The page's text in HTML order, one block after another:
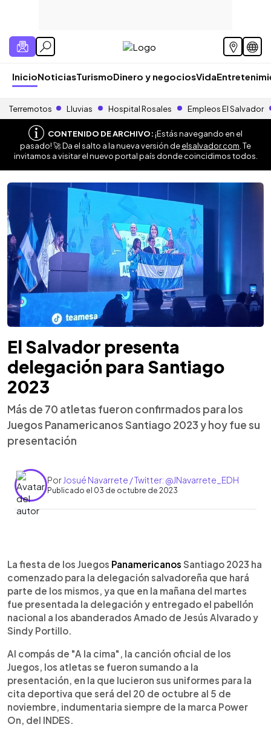
InicioNoticiasTurismoDinero y negociosVida
Terremotos Lluvias Hospital Rosales Empleos El Salvador
CONTENIDO DE ARCHIVO:¡Estás navegando en el
pasado! 🚀 Da el salto a la nueva versión deelsalvador.com . Te
invitamos a visitar el nuevo portal país donde coincidimos todos.
El Salvador presenta
delegación para Santiago
2023
Más de 70 atletas fueron confirmados para los
Juegos Panamericanos Santiago 2023 y hoy fue su
presentación
Por Josué Navarrete / Twitter: @JNavarrete_EDH
Publicado el 03 de octubre de 2023
► Escuchar artículo
La fiesta de los Juegos Panamericanos Santiago 2023 ha
comenzado para la delegación salvadoreña que hará
parte de los mismos, ya que en la mañana del martes
fue presentada la delegación y entregado el pabellón
nacional a los abanderados Amado de Jesús Alvarado y
Sindy Portillo.
Al compás de "A la cima", la canción oficial de los
Juegos, los atletas se fueron sumando a la
presentación, en la que lucieron sus uniformes para la
cita deportiva que será del 20 de octubre al 5 de
noviembre, indumentaria siempre de la marca Power
On, del INDES.